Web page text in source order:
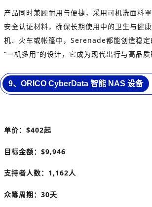
产品同时兼顾耐用与便捷，采用可机洗面料
安全认证材料，确保长期使用中的卫生与健
机、火车或帐篷中，Serenade都能创造稳
“一机多用”的设计，它成为现代出行与高品质
9、ORICO CyberData 智能 NAS 设备
单价： $402起
目标金额： $9,946
支持者人数： 1,162人
众筹周期：30天